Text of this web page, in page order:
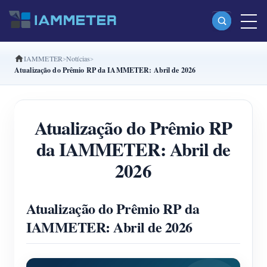
Produtos
Trifásico Medidor de energia Wi-Fi (WEM3080T)
Trifásico Medidor de energia Wi-Fi (WEM3046T)
Trifásico Medidor de energia Wi-Fi (WEM3050T)
Controlador de potência WiFi
IAMMETER Cloud Pro
IAMMETER Notícias
Atualização do Prêmio RP da IAMMETER: Abril de 2026
Atualização do Prêmio RP
da IAMMETER: Abril de
2026
Atualização do Prêmio RP da
IAMMETER: Abril de 2026